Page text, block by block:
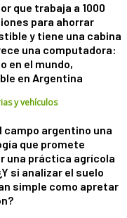
que trabaja a 1000
para ahorrar
y tiene una cabina
una computadora:
en el mundo,
en Argentina
y vehículos
campo argentino una
que promete
una práctica agrícola
si analizar el suelo
simple como apretar